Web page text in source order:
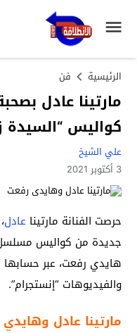
الرئيسية فن
مارتينا عادل
كواليس “السيدة
علي الشيخ
3 أكتوبر 2021
حرصت الفنانة مارتينا عادل
جديدة من كواليس مسلسل
هايدي رفعت، عبر
والفيديوهات “إنستجرام”.
مارتينا عادل